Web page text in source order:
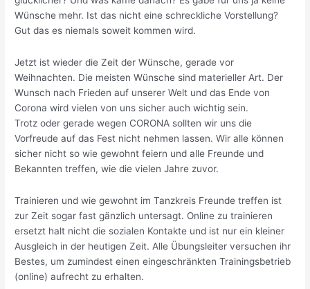
Wünsche mehr. Ist das nicht eine schreckliche Vorstellung?
Gut das es niemals soweit kommen wird.
Jetzt ist wieder die Zeit der Wünsche, gerade vor
Weihnachten. Die meisten Wünsche sind materieller Art. Der
Wunsch nach Frieden auf unserer Welt und das Ende von
Corona wird vielen von uns sicher auch wichtig sein.
Trotz oder gerade wegen CORONA sollten wir uns die
Vorfreude auf das Fest nicht nehmen lassen. Wir alle können
sicher nicht so wie gewohnt feiern und alle Freunde und
Bekannten treffen, wie die vielen Jahre zuvor.
Trainieren und wie gewohnt im Tanzkreis Freunde treffen ist
zur Zeit sogar fast gänzlich untersagt. Online zu trainieren
ersetzt halt nicht die sozialen Kontakte und ist nur ein kleiner
Ausgleich in der heutigen Zeit. Alle Übungsleiter versuchen ihr
Bestes, um zumindest einen eingeschränkten Trainingsbetrieb
(online) aufrecht zu erhalten.